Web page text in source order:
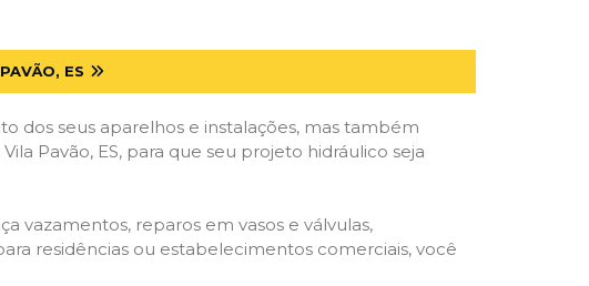
ES
dos seus aparelhos e instalações, mas também
Pavão, ES, para que seu projeto hidráulico seja
vazamentos, reparos em vasos e válvulas,
residências ou estabelecimentos comerciais, você